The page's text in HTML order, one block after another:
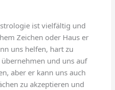
ist vielfältig und
Zeichen oder Haus er
uns helfen, hart zu
und uns auf
aber er kann uns auch
zu akzeptieren und